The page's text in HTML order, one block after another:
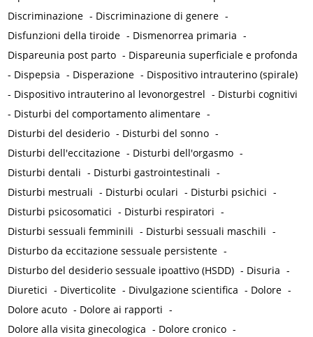
Discriminazione - Discriminazione di genere -
Disfunzioni della tiroide - Dismenorrea primaria -
Dispareunia post parto - Dispareunia superficiale e profonda
- Dispepsia - Disperazione - Dispositivo intrauterino (spirale)
- Dispositivo intrauterino al levonorgestrel - Disturbi cognitivi
- Disturbi del comportamento alimentare -
Disturbi del desiderio - Disturbi del sonno -
Disturbi dell'eccitazione - Disturbi dell'orgasmo -
Disturbi dentali - Disturbi gastrointestinali -
Disturbi mestruali - Disturbi oculari - Disturbi psichici -
Disturbi psicosomatici - Disturbi respiratori -
Disturbi sessuali femminili - Disturbi sessuali maschili -
Disturbo da eccitazione sessuale persistente -
Disturbo del desiderio sessuale ipoattivo (HSDD) - Disuria -
Diuretici - Diverticolite - Divulgazione scientifica - Dolore -
Dolore acuto - Dolore ai rapporti -
Dolore alla visita ginecologica - Dolore cronico -